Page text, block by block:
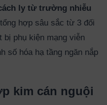
ly từ trường nhiễu
tổng hợp sâu sắc từ 3 đối
bị phụ kiện mạng viễn
số hóa hạ tầng ngăn nắp
kim cán nguội